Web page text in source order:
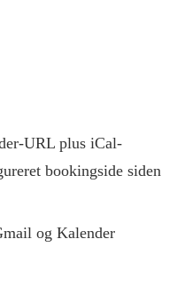
URL plus iCal-
bookingside siden
og Kalender